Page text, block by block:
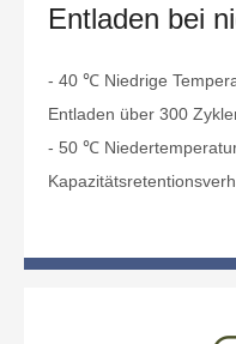
Entladen bei
- 40 ℃ Niedrige
Entladen über 300
- 50 ℃